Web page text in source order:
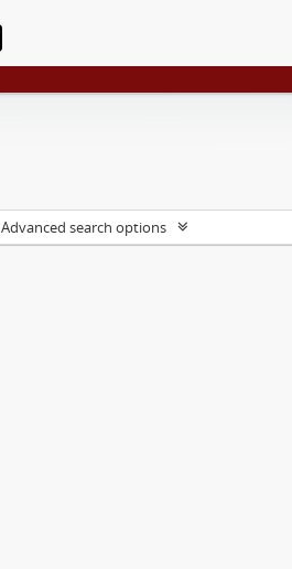
Advanced search options